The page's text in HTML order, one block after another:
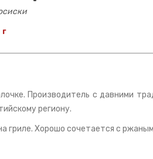
Производитель с давними
региону.
гриле. Хорошо сочетается с